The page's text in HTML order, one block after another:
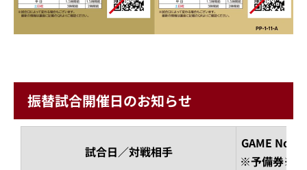
振替試合開催日のお知らせ
試合日／対戦相手
GAME No.
※予備券※